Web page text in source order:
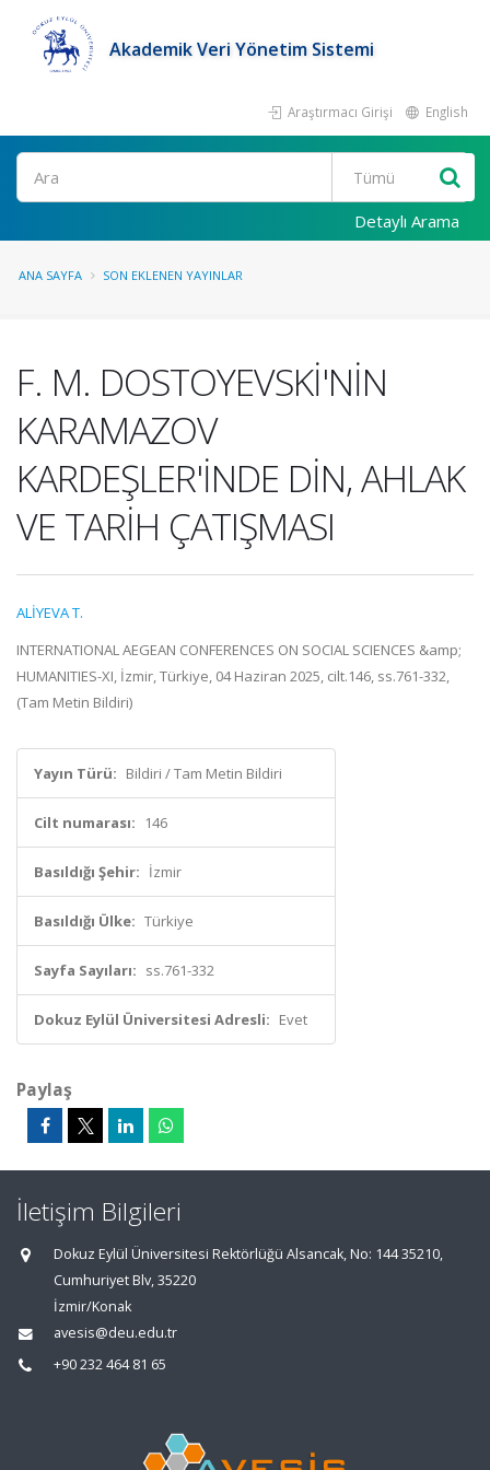
Akademik Veri Yönetim Sistemi
Araştırmacı Girişi English
Ara
Detaylı Arama
ANA SAYFA SON EKLENEN YAYINLAR
F. M. DOSTOYEVSKİ'NİN
KARAMAZOV
KARDEŞLER'İNDE DİN, AHLAK
VE TARİH ÇATIŞMASI
ALİYEVA T.
INTERNATIONAL AEGEAN CONFERENCES ON SOCIAL SCIENCES &amp;
HUMANITIES-XI, İzmir, Türkiye, 04 Haziran 2025, cilt.146, ss.761-332,
(Tam Metin Bildiri)
Yayın Türü: Bildiri / Tam Metin Bildiri
Cilt numarası: 146
Basıldığı Şehir: İzmir
Basıldığı Ülke: Türkiye
Sayfa Sayıları: ss.761-332
Dokuz Eylül Üniversitesi Adresli: Evet
Paylaş
İletişim Bilgileri
Dokuz Eylül Üniversitesi Rektörlüğü Alsancak, No: 144 35210,
Cumhuriyet Blv, 35220
İzmir/Konak
avesis@deu.edu.tr
+90 232 464 81 65